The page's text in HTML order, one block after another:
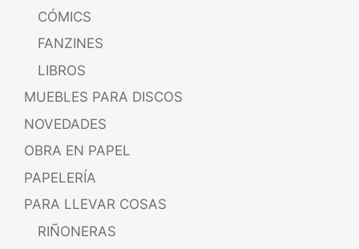
CÓMICS
FANZINES
LIBROS
MUEBLES PARA DISCOS
NOVEDADES
OBRA EN PAPEL
PAPELERÍA
PARA LLEVAR COSAS
RIÑONERAS